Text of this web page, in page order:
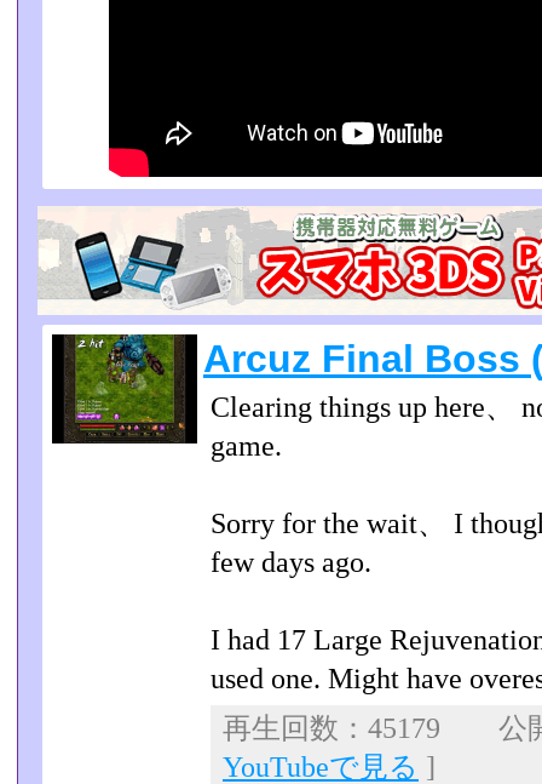
Arcuz Final Boss
Clearing things up here、
game.
Sorry for the wait、 I
few days ago.
I had 17 Large
used one. Might have
再生回数：45179 公
YouTubeで見る ]